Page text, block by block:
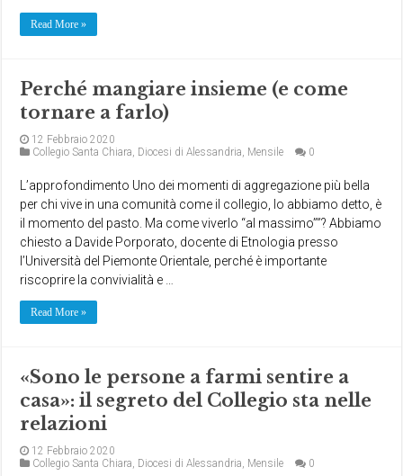
Read More »
Perché mangiare insieme (e come
tornare a farlo)
12 Febbraio 2020
Collegio Santa Chiara, Diocesi di Alessandria, Mensile 0
L’approfondimento Uno dei momenti di aggregazione più bella
per chi vive in una comunità come il collegio, lo abbiamo detto, è
il momento del pasto. Ma come viverlo “al massimo””? Abbiamo
chiesto a Davide Porporato, docente di Etnologia presso
l’Università del Piemonte Orientale, perché è importante
riscoprire la convivialità e …
Read More »
«Sono le persone a farmi sentire a
casa»: il segreto del Collegio sta nelle
relazioni
12 Febbraio 2020
Collegio Santa Chiara, Diocesi di Alessandria, Mensile 0